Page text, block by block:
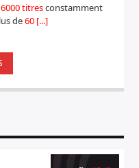
6000 titresconstamment
de60 [...]